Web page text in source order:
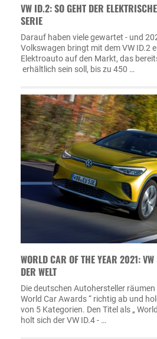
VW ID.2: SO GEHT DER
SERIE
Darauf haben viele gewartet - und
Volkswagen bringt mit dem VW ID.2
Elektroauto auf den Markt, das
erhältlich sein soll, bis zu 450 …
WORLD CAR OF THE YEAR 2021:
DER WELT
Die deutschen Autohersteller räumen
World Car Awards “ richtig ab und
von 5 Kategorien. Den Titel als „
holt sich der VW ID.4 - …